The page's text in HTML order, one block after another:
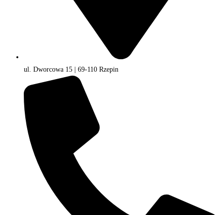
ul. Dworcowa 15 | 69-110 Rzepin